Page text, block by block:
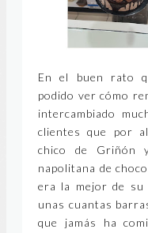
En el buen rato
podido ver cómo
intercambiado
clientes que por
chico de Griñón
napolitana de
era la mejor de su
unas cuantas
que jamás ha